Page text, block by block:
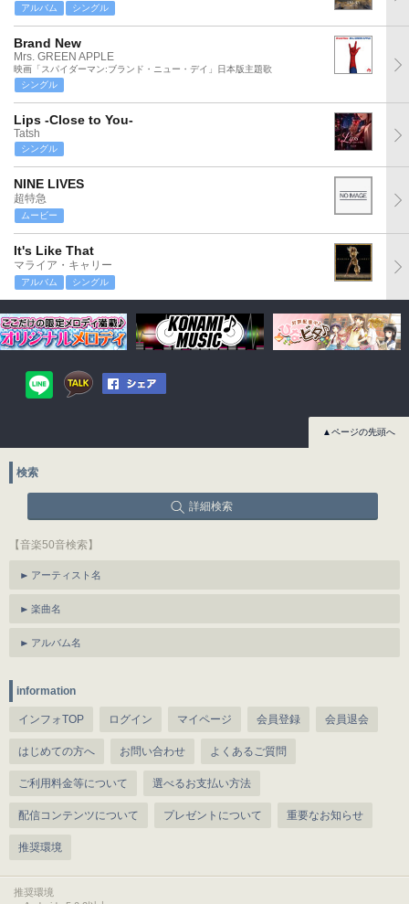
アルバム シングル
Brand New
Mrs. GREEN APPLE
映画「スパイダーマン:ブランド・ニュー・デイ」日本版主題歌
シングル
Lips -Close to You-
Tatsh
シングル
NINE LIVES
超特急
ムービー
It's Like That
マライア・キャリー
アルバム シングル
▲ページの先頭へ
検索
詳細検索
【音楽50音検索】
アーティスト名
楽曲名
アルバム名
information
インフォTOP ログイン マイページ 会員登録 会員退会
はじめての方へ お問い合わせ よくあるご質問
ご利用料金等について 選べるお支払い方法
配信コンテンツについて プレゼントについて 重要なお知らせ
推奨環境
推奨環境